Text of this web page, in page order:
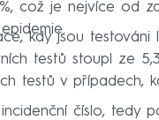
což je nejvíce od
kdy jsou
testů stoupl ze
testů v případech,
číslo, tedy